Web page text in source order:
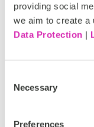
providing social
we aim to create a
Data Protection |
Selection
Necessary
Preferences
Zapier
Event Hub